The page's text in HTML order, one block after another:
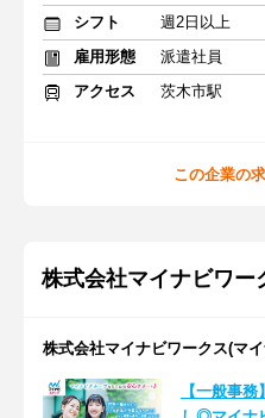
シフト
週2日以上
雇用形態
派遣社員
アクセス
茨木市駅
この企業の
株式会社マイナビワー
株式会社マイナビワークス(マ
【一般事